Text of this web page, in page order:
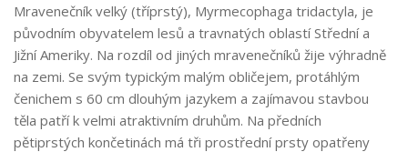
Mravenečník velký (tříprstý), Myrmecophaga tridactyla, je
původním obyvatelem lesů a travnatých oblastí Střední a
Jižní Ameriky. Na rozdíl od jiných mravenečníků žije výhradně
na zemi. Se svým typickým malým obličejem, protáhlým
čenichem s 60 cm dlouhým jazykem a zajímavou stavbou
těla patří k velmi atraktivním druhům. Na předních
pětiprstých končetinách má tři prostřední prsty opatřeny